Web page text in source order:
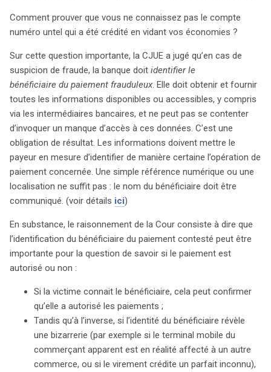
Comment prouver que vous ne connaissez pas le compte
numéro untel qui a été crédité en vidant vos économies ?
Sur cette question importante, la CJUE a jugé qu’en cas de
suspicion de fraude, la banque doit identifier le
bénéficiaire du paiement frauduleux. Elle doit obtenir et fournir
toutes les informations disponibles ou accessibles, y compris
via les intermédiaires bancaires, et ne peut pas se contenter
d’invoquer un manque d’accès à ces données. C’est une
obligation de résultat. Les informations doivent mettre le
payeur en mesure d’identifier de manière certaine l’opération de
paiement concernée. Une simple référence numérique ou une
localisation ne suffit pas : le nom du bénéficiaire doit être
communiqué. (voir détails ici)
En substance, le raisonnement de la Cour consiste à dire que
l’identification du bénéficiaire du paiement contesté peut être
importante pour la question de savoir si le paiement est
autorisé ou non :
Si la victime connait le bénéficiaire, cela peut confirmer
qu’elle a autorisé les paiements ;
Tandis qu’à l’inverse, si l’identité du bénéficiaire révèle
une bizarrerie (par exemple si le terminal mobile du
commerçant apparent est en réalité affecté à un autre
commerce, ou si le virement crédite un parfait inconnu),